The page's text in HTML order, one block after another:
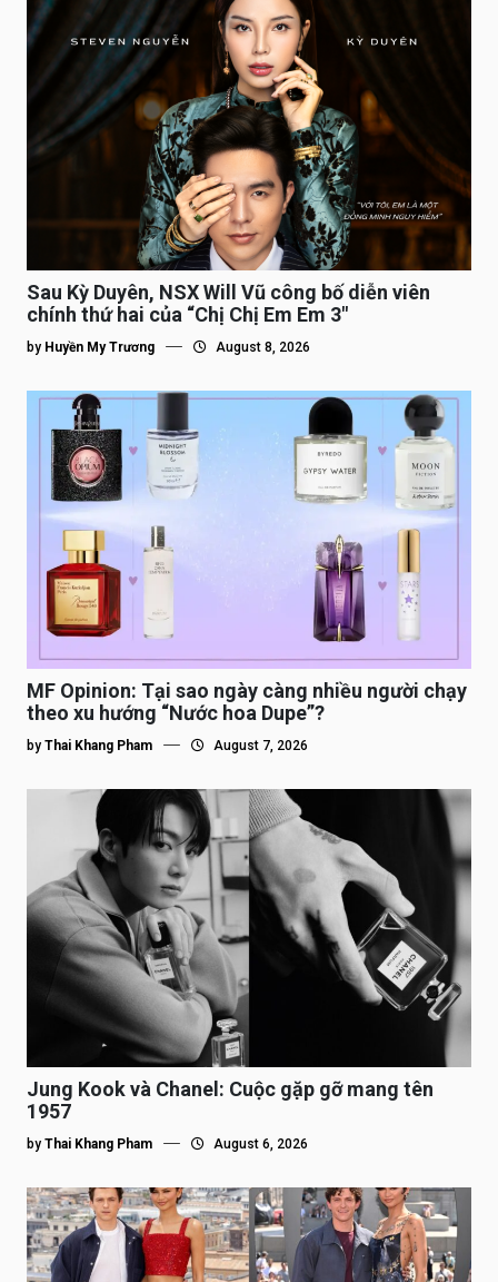
Sau Kỳ Duyên, NSX Will Vũ công bố diễn viên
chính thứ hai của “Chị Chị Em Em 3″
by Huyền My Trương August 8, 2026
MF Opinion: Tại sao ngày càng nhiều người chạy
theo xu hướng “Nước hoa Dupe”?
by Thai Khang Pham August 7, 2026
Jung Kook và Chanel: Cuộc gặp gỡ mang tên
1957
by Thai Khang Pham August 6, 2026